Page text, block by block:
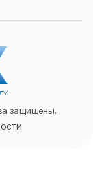
защищены.